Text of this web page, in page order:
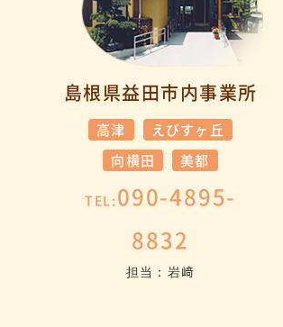
島根県益田市内事業所
高津
えびすヶ丘
向横田
美都
TEL: 090-4895-
8832
担当：岩﨑